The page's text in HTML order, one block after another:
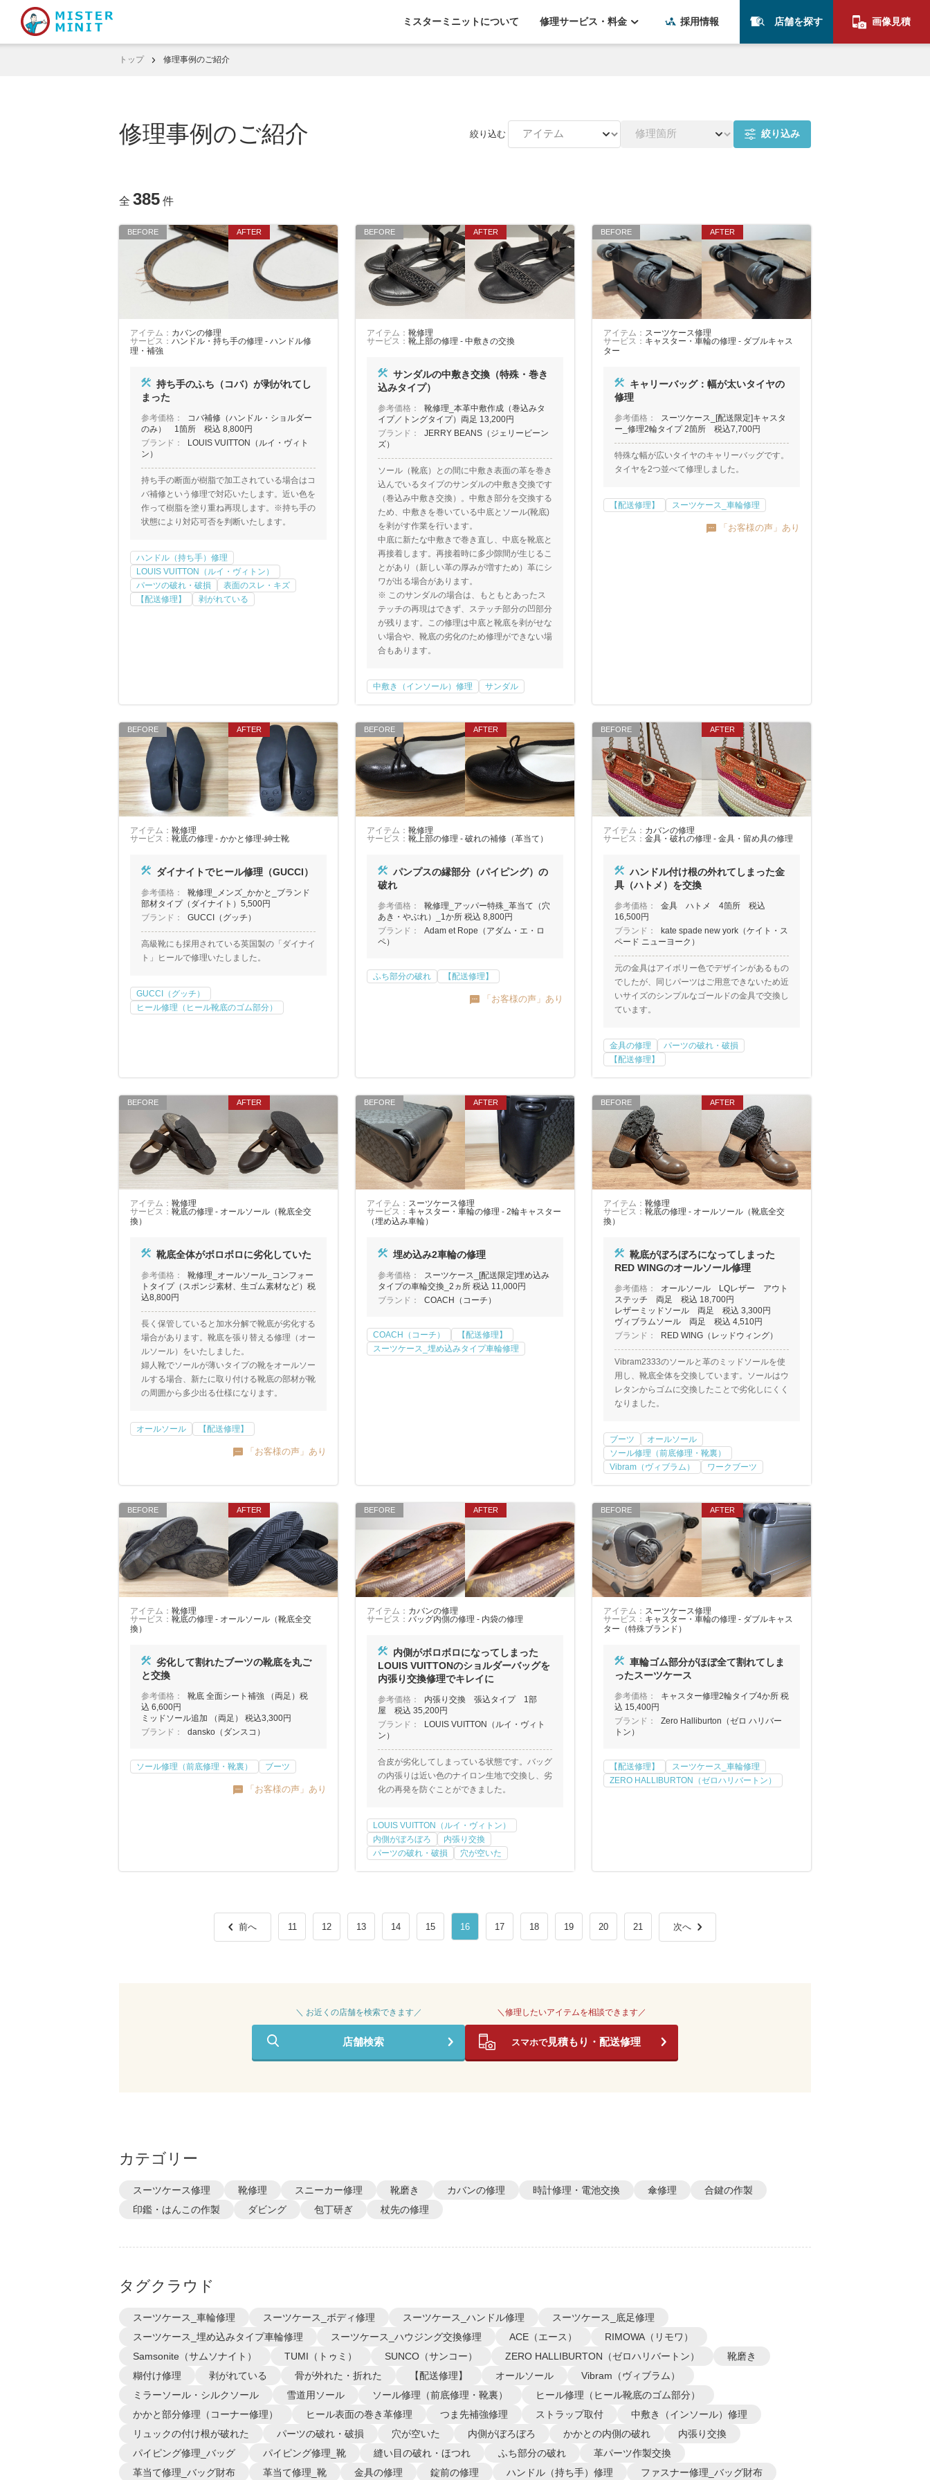
ミスターミニットについて 修理サービス・料金 採用情報 店舗を探す 画像見積
トップ 修理事例のご紹介
修理事例のご紹介
全 385 件
アイテム： カバンの修理
サービス： ハンドル・持ち手の修理 - ハンドル修
理・補強
持ち手のふち（コバ）が剥がれてし
まった
参考価格：
コバ補修（ハンドル・ショルダー
のみ） 1箇所 税込 8,800円
ブランド：
LOUIS VUITTON（ルイ・ヴィト
ン）
持ち手の断面が樹脂で加工されている場合はコ
バ補修という修理で対応いたします。近い色を
作って樹脂を塗り重ね再現します。※持ち手の
状態により対応可否を判断いたします。
ハンドル（持ち手）修理
LOUIS VUITTON（ルイ・ヴィトン）
パーツの破れ・破損
表面のスレ・キズ
【配送修理】
剥がれている
アイテム： 靴修理
サービス： 靴上部の修理 - 中敷きの交換
サンダルの中敷き交換（特殊・巻き
込みタイプ）
参考価格：
靴修理_本革中敷作成（巻込みタ
イプ／トングタイプ）両足 13,200円
ブランド：
JERRY BEANS（ジェリービーン
ズ）
ソール（靴底）との間に中敷き表面の革を巻き
込んでいるタイプのサンダルの中敷き交換です
（巻込み中敷き交換）。中敷き部分を交換する
ため、中敷きを巻いている中底とソール(靴底)
を剥がす作業を行います。
中底に新たな中敷きで巻き直し、中底を靴底と
再接着します。再接着時に多少隙間が生じるこ
とがあり（新しい革の厚みが増すため）革にシ
ワが出る場合があります。
※ このサンダルの場合は、もともとあったス
テッチの再現はできず、ステッチ部分の凹部分
が残ります。この修理は中底と靴底を剥がせな
い場合や、靴底の劣化のため修理ができない場
合もあります。
中敷き（インソール）修理 サンダル
アイテム： スーツケース修理
サービス： キャスター・車輪の修理 - ダブルキャス
ター
キャリーバッグ：幅が太いタイヤの
修理
参考価格：
スーツケース_[配送限定]キャスタ
ー_修理2輪タイプ 2箇所 税込7,700円
特殊な幅が広いタイヤのキャリーバッグです。
タイヤを2つ並べて修理しました。
【配送修理】 スーツケース_車輪修理
「お客様の声」あり
アイテム： 靴修理
サービス： 靴底の修理 - かかと修理-紳士靴
ダイナイトでヒール修理（GUCCI）
参考価格：
靴修理_メンズ_かかと_ブランド
部材タイプ（ダイナイト）5,500円
ブランド：
GUCCI（グッチ）
高級靴にも採用されている英国製の「ダイナイ
ト」ヒールで修理いたしました。
GUCCI（グッチ）
ヒール修理（ヒール靴底のゴム部分）
アイテム： 靴修理
サービス： 靴上部の修理 - 破れの補修（革当て）
パンプスの縁部分（パイピング）の
破れ
参考価格：
靴修理_アッパー特殊_革当て（穴
あき・やぶれ）_1か所 税込 8,800円
ブランド：
Adam et Rope（アダム・エ・ロ
ペ）
ふち部分の破れ 【配送修理】
「お客様の声」あり
アイテム： カバンの修理
サービス： 金具・破れの修理 - 金具・留め具の修理
ハンドル付け根の外れてしまった金
具（ハトメ）を交換
参考価格：
金具 ハトメ 4箇所 税込
16,500円
ブランド：
kate spade new york（ケイト・ス
ペード ニューヨーク）
元の金具はアイボリー色でデザインがあるもの
でしたが、同じパーツはご用意できないため近
いサイズのシンプルなゴールドの金具で交換し
ています。
金具の修理
パーツの破れ・破損
【配送修理】
アイテム： 靴修理
サービス： 靴底の修理 - オールソール（靴底全交
換）
靴底全体がボロボロに劣化していた
参考価格：
靴修理_オールソール_コンフォー
トタイプ（スポンジ素材、生ゴム素材など）税
込8,800円
長く保管していると加水分解で靴底が劣化する
場合があります。靴底を張り替える修理（オー
ルソール）をいたしました。
婦人靴でソールが薄いタイプの靴をオールソー
ルする場合、新たに取り付ける靴底の部材が靴
の周囲から多少出る仕様になります。
オールソール 【配送修理】
「お客様の声」あり
アイテム： スーツケース修理
サービス： キャスター・車輪の修理 - 2輪キャスター
（埋め込み車輪）
埋め込み2車輪の修理
参考価格：
スーツケース_[配送限定]埋め込み
タイプの車輪交換_2ヵ所 税込 11,000円
ブランド：
COACH（コーチ）
COACH（コーチ）
【配送修理】
スーツケース_埋め込みタイプ車輪修理
アイテム： 靴修理
サービス： 靴底の修理 - オールソール（靴底全交
換）
靴底がぼろぼろになってしまった
RED WINGのオールソール修理
参考価格：
オールソール LQレザー アウト
ステッチ 両足 税込 18,700円
レザーミッドソール 両足 税込 3,300円
ヴィブラムソール 両足 税込 4,510円
ブランド：
RED WING（レッドウィング）
Vibram2333のソールと革のミッドソールを使
用し、靴底全体を交換しています。ソールはウ
レタンからゴムに交換したことで劣化しにくく
なりました。
ブーツ
オールソール
ソール修理（前底修理・靴裏）
Vibram（ヴィブラム）
ワークブーツ
アイテム： 靴修理
サービス： 靴底の修理 - オールソール（靴底全交
換）
劣化して割れたブーツの靴底を丸ご
と交換
参考価格：
靴底 全面シート補強 （両足）税
込 6,600円
ミッドソール追加 （両足） 税込3,300円
ブランド：
dansko（ダンスコ）
ソール修理（前底修理・靴裏） ブーツ
「お客様の声」あり
アイテム： カバンの修理
サービス： バッグ内側の修理 - 内袋の修理
内側がボロボロになってしまった
LOUIS VUITTONのショルダーバッグを
内張り交換修理でキレイに
参考価格：
内張り交換 張込タイプ 1部
屋 税込 35,200円
ブランド：
LOUIS VUITTON（ルイ・ヴィト
ン）
合皮が劣化してしまっている状態です。バッグ
の内張りは近い色のナイロン生地で交換し、劣
化の再発を防ぐことができました。
LOUIS VUITTON（ルイ・ヴィトン）
内側がぼろぼろ
内張り交換
パーツの破れ・破損
穴が空いた
アイテム： スーツケース修理
サービス： キャスター・車輪の修理 - ダブルキャス
ター（特殊ブランド）
車輪ゴム部分がほぼ全て割れてしま
ったスーツケース
参考価格：
キャスター修理2輪タイプ4か所 税
込 15,400円
ブランド：
Zero Halliburton（ゼロ ハリバー
トン）
【配送修理】
スーツケース_車輪修理
ZERO HALLIBURTON（ゼロハリバートン）
前へ 11 12 13 14 15 16 17 18 19 20 21 次へ
＼修理したいアイテムを相談できます／
スマホで見積もり・配送修理
＼ お近くの店舗を検索できます／
店舗検索
カテゴリー
スーツケース修理 靴修理 スニーカー修理 靴磨き カバンの修理 時計修理・電池交換 傘修理
合鍵の作製
印鑑・はんこの作製
ダビング 包丁研ぎ 杖先の修理
タグクラウド
スーツケース_車輪修理 スーツケース_ボディ修理 スーツケース_ハンドル修理
スーツケース_底足修理
スーツケース_埋め込みタイプ車輪修理
スーツケース_ハウジング交換修理 ACE（エース）
RIMOWA（リモワ）
Samsonite（サムソナイト）
TUMI（トゥミ） SUNCO（サンコー） ZERO HALLIBURTON（ゼロハリバートン）
靴磨き
糊付け修理
剥がれている 骨が外れた・折れた 【配送修理】 オールソール
Vibram（ヴィブラム）
ミラーソール・シルクソール
雪道用ソール ソール修理（前底修理・靴裏）
ヒール修理（ヒール靴底のゴム部分）
かかと部分修理（コーナー修理）
ヒール表面の巻き革修理 つま先補強修理 ストラップ取付
中敷き（インソール）修理
リュックの付け根が破れた
パーツの破れ・破損 穴が空いた 内側がぼろぼろ かかとの内側の破れ
内張り交換
パイピング修理_バッグ
パイピング修理_靴 縫い目の破れ・ほつれ ふち部分の破れ
革パーツ作製交換
革当て修理_バッグ財布
革当て修理_靴 金具の修理 錠前の修理 ハンドル（持ち手）修理 ファスナー修理_バッグ財布